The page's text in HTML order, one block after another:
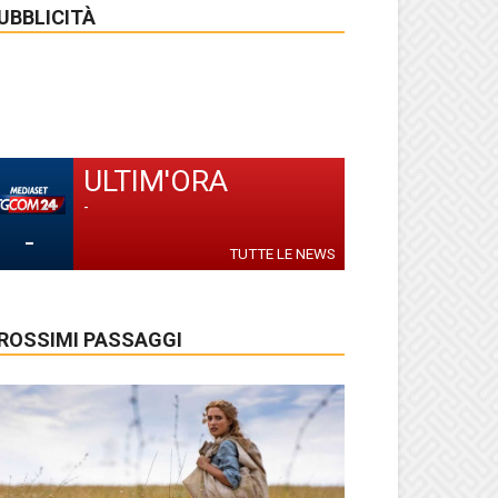
-
ULTIM'ORA
-
TUTTE LE NEWS
PASSAGGI